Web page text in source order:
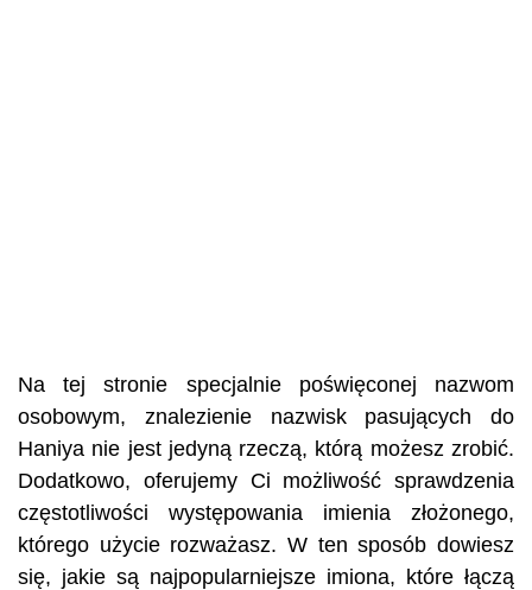
Na tej stronie specjalnie poświęconej nazwom
osobowym, znalezienie nazwisk pasujących do
Haniya nie jest jedyną rzeczą, którą możesz zrobić.
Dodatkowo, oferujemy Ci możliwość sprawdzenia
częstotliwości występowania imienia złożonego,
którego użycie rozważasz. W ten sposób dowiesz
się, jakie są najpopularniejsze imiona, które łączą